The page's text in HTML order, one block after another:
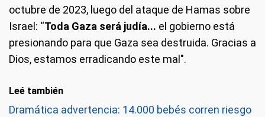
octubre de 2023, luego del ataque de Hamas sobre
Israel: “Toda Gaza será judía... el gobierno está
presionando para que Gaza sea destruida. Gracias a
Dios, estamos erradicando este mal".
Leé también
Dramática advertencia: 14.000 bebés corren riesgo